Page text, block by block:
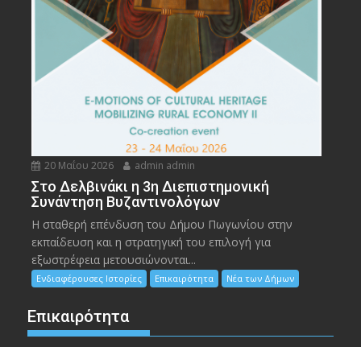
20 Μαΐου 2026 admin admin
Στο Δελβινάκι η 3η Διεπιστημονική
Συνάντηση Βυζαντινολόγων
Η σταθερή επένδυση του Δήμου Πωγωνίου στην
εκπαίδευση και η στρατηγική του επιλογή για
εξωστρέφεια μετουσιώνονται...
Ενδιαφέρουσες Ιστορίες Επικαιρότητα Νέα των Δήμων
Επικαιρότητα